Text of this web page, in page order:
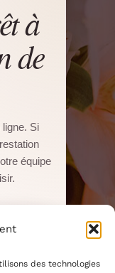
des technologies
à
de
Si
équipe